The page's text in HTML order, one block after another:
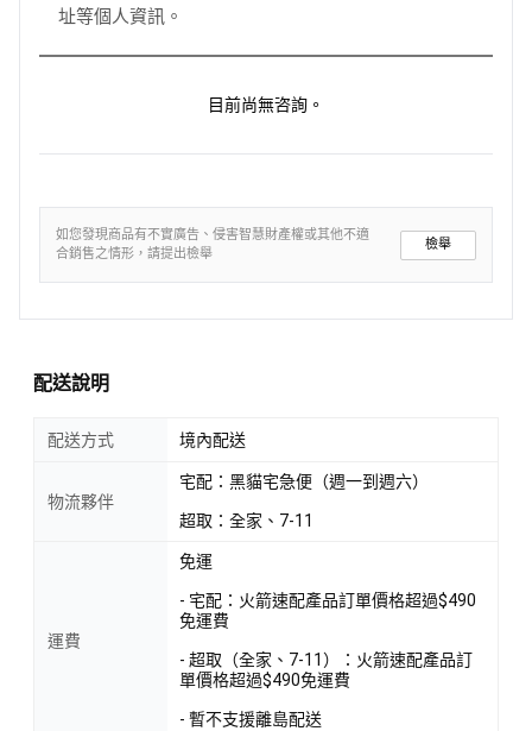
址等個人資訊。
目前尚無咨詢。
如您發現商品有不實廣告、侵害智慧財產權或其他不適
合銷售之情形，請提出檢舉
檢舉
配送說明
配送方式 境內配送
物流夥伴
宅配：黑貓宅急便（週一到週六）
超取：全家、7-11
運費
免運
- 宅配：火箭速配產品訂單價格超過$490
免運費
- 超取（全家、7-11）：火箭速配產品訂
單價格超過$490免運費
- 暫不支援離島配送